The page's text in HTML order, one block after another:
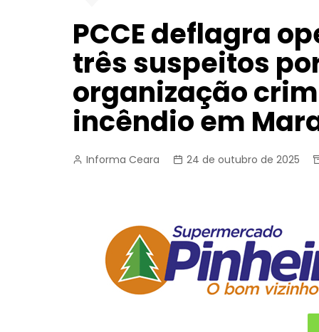
PCCE deflagra
três suspeitos
organização
incêndio em
Informa Ceara 24 de outubro de 2025